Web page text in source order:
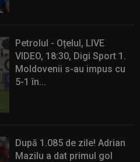
Petrolul - Oțelul, LIVE
VIDEO, 18:30, Digi Sport 1.
Moldovenii s-au impus cu
5-1 în...
După 1.085 de zile! Adrian
Mazilu a dat primul gol